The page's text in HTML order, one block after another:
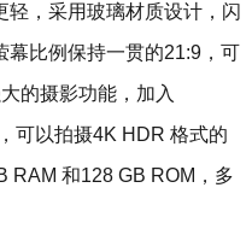
轻，采用玻璃材质设计，闪
幕比例保持一贯的21:9，可
的摄影功能，加入
可以拍摄4K HDR 格式的
RAM 和128 GB ROM，多